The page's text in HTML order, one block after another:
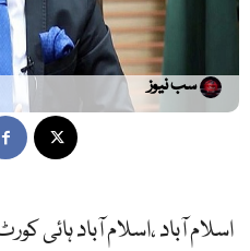
سب نیوز
اسلام آباد ،اسلام آباد ہائی